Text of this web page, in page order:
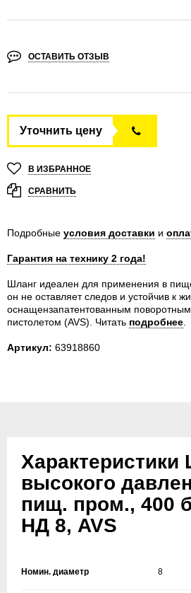
ОСТАВИТЬ ОТЗЫВ
Уточнить цену
В ИЗБРАННОЕ
СРАВНИТЬ
Подробные условия доставки и
Гарантия на технику 2 года!
Шланг идеален для применения в
он не оставляет следов и устойчив к
оснащензапатентованным
пистолетом (AVS).
Читать подробнее
Артикул: 63918860
Характеристики
высокого
пищ. пром., 400
НД 8, AVS
Номин. диаметр 8